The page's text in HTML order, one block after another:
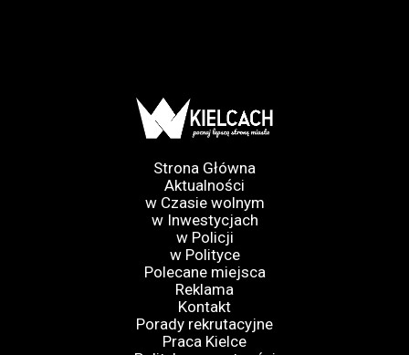
Strona Główna
Aktualności
w Czasie wolnym
w Inwestycjach
w Policji
w Polityce
Polecane miejsca
Reklama
Kontakt
Porady rekrutacyjne
Praca Kielce